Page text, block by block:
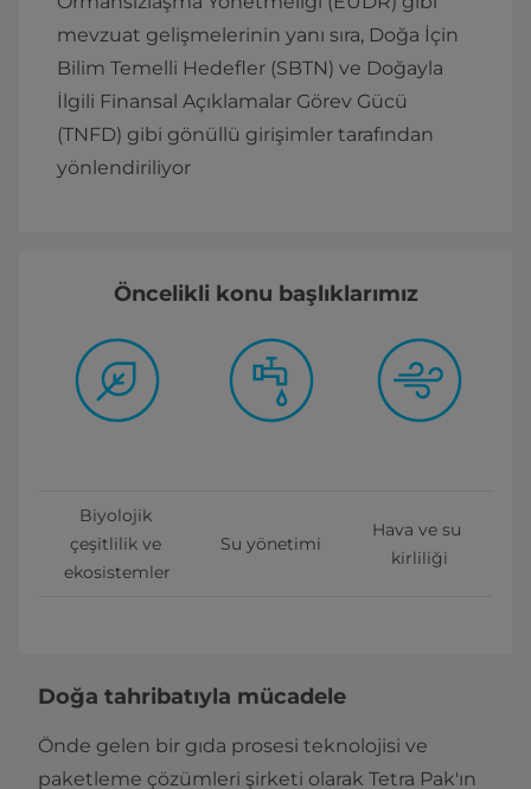
mevzuat gelişmelerinin yanı sıra, Doğa İçin
Bilim Temelli Hedefler (SBTN) ve Doğayla
İlgili Finansal Açıklamalar Görev Gücü
(TNFD) gibi gönüllü girişimler tarafından
yönlendiriliyor
Öncelikli konu başlıklarımız
Biyolojik
çeşitlilik ve
ekosistemler
Su yönetimi
Hava ve su
kirliliği
Doğa tahribatıyla mücadele
Önde gelen bir gıda prosesi teknolojisi ve
paketleme çözümleri şirketi olarak Tetra Pak'ın